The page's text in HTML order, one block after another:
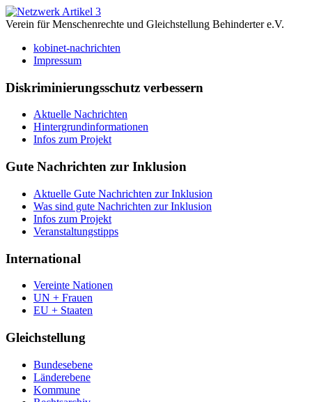
Verein für Menschenrechte und Gleichstellung Behinderter e.V.
kobinet-nachrichten
Impressum
Diskriminierungsschutz verbessern
Aktuelle Nachrichten
Hintergrundinformationen
Infos zum Projekt
Gute Nachrichten zur Inklusion
Aktuelle Gute Nachrichten zur Inklusion
Was sind gute Nachrichten zur Inklusion
Infos zum Projekt
Veranstaltungstipps
International
Vereinte Nationen
UN + Frauen
EU + Staaten
Gleichstellung
Bundesebene
Länderebene
Kommune